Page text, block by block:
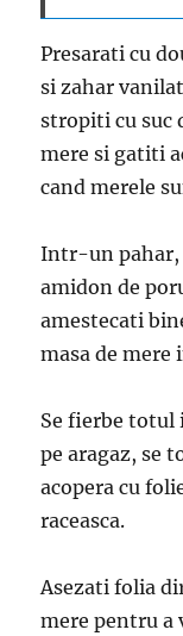
Presarati cu
si zahar
stropiti cu suc
mere si gatiti
cand merele
Intr-un pahar,
amidon de
amestecati
masa de mere
Se fierbe totul
pe aragaz, se
acopera cu
raceasca.
Asezati folia
mere pentru a